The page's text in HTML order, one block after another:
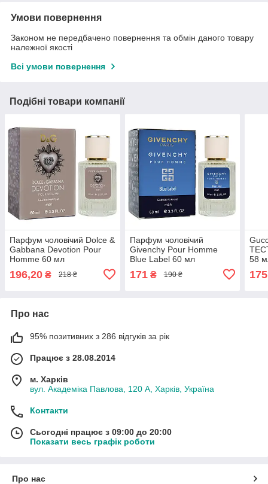
Умови повернення
Законом не передбачено повернення та обмін даного товару
належної якості
Всі умови повернення
Подібні товари компанії
Парфум чоловічий Dolce &
Gabbana Devotion Pour
Homme 60 мл
196,20 ₴ 218 ₴
Парфум чоловічий
Givenchy Pour Homme
Blue Label 60 мл
171₴ 190 ₴
58
Про нас
95% позитивних з 286 відгуків за рік
Працює з 28.08.2014
м. Харків
вул. Академіка Павлова, 120 А, Харків, Україна
Контакти
Сьогодні працює з 09:00 до 20:00
Показати весь графік роботи
Про нас